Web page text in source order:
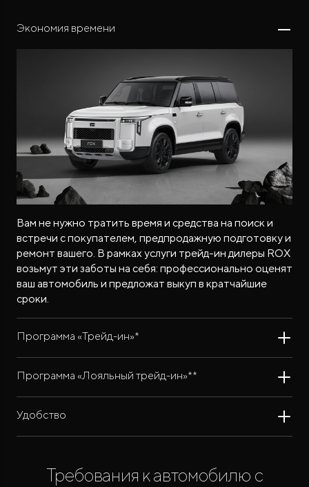
Экономия времени
Вам не нужно тратить время и средства на поиск и
встречи с покупателем, предпродажную подготовку и
ремонт вашего. В рамках услуги трейд-ин дилеры ROX
возьмут эти заботы на себя: профессионально оценят
ваш автомобиль и предложат выкуп в кратчайшие
сроки.
Программа «Трейд-ин»*
Программа «Лояльный трейд-ин»**
Удобство
Требования к автомобилю с